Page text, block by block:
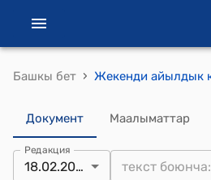
Башкы бет ›
Документ Маалыматтар
Редакция
18.02.2015